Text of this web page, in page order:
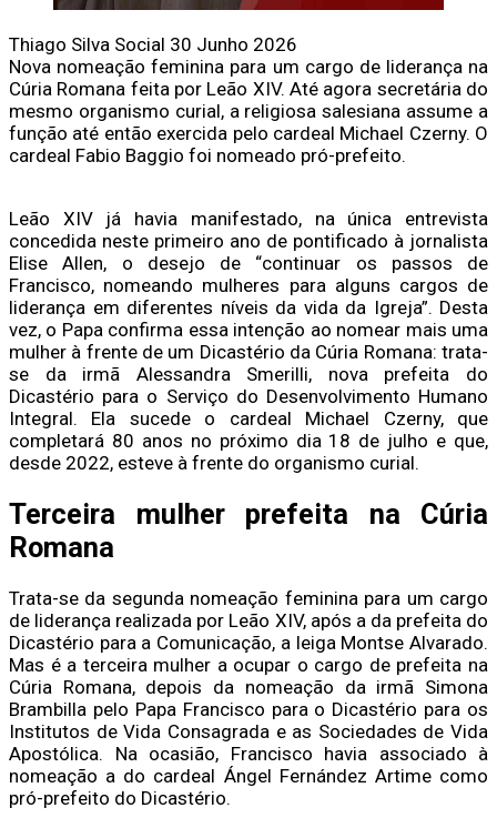
Thiago Silva Social 30 Junho 2026
Nova nomeação feminina para um cargo de liderança na
Cúria Romana feita por Leão XIV. Até agora secretária do
mesmo organismo curial, a religiosa salesiana assume a
função até então exercida pelo cardeal Michael Czerny. O
cardeal Fabio Baggio foi nomeado pró-prefeito.
Leão XIV já havia manifestado, na única entrevista
concedida neste primeiro ano de pontificado à jornalista
Elise Allen, o desejo de “continuar os passos de
Francisco, nomeando mulheres para alguns cargos de
liderança em diferentes níveis da vida da Igreja”. Desta
vez, o Papa confirma essa intenção ao nomear mais uma
mulher à frente de um Dicastério da Cúria Romana: trata-
se da irmã Alessandra Smerilli, nova prefeita do
Dicastério para o Serviço do Desenvolvimento Humano
Integral. Ela sucede o cardeal Michael Czerny, que
completará 80 anos no próximo dia 18 de julho e que,
desde 2022, esteve à frente do organismo curial.
Terceira mulher prefeita na Cúria
Romana
Trata-se da segunda nomeação feminina para um cargo
de liderança realizada por Leão XIV, após a da prefeita do
Dicastério para a Comunicação, a leiga Montse Alvarado.
Mas é a terceira mulher a ocupar o cargo de prefeita na
Cúria Romana, depois da nomeação da irmã Simona
Brambilla pelo Papa Francisco para o Dicastério para os
Institutos de Vida Consagrada e as Sociedades de Vida
Apostólica. Na ocasião, Francisco havia associado à
nomeação a do cardeal Ángel Fernández Artime como
pró-prefeito do Dicastério.